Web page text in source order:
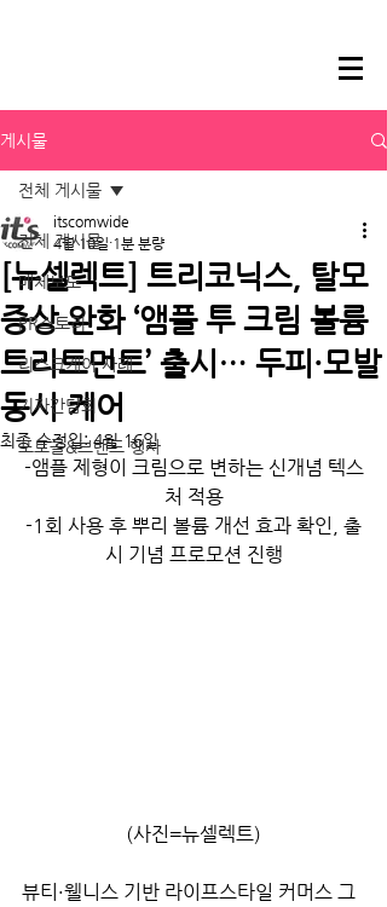
게시물
전체 게시물
매체보도
PR스토리
리스크케어 사례
기자간담회
포토콜&브랜드 행사
전체 게시물
[뉴셀렉트] 트리코닉스, 탈모
증상 완화 ‘앰플 투 크림 볼륨
트리트먼트’ 출시… 두피·모발
동시 케어
itscomwide
4월 10일 1분 분량
최종 수정일:4월 16일
-앰플 제형이 크림으로 변하는 신개념 텍스
처 적용
-1회 사용 후 뿌리 볼륨 개선 효과 확인, 출
시 기념 프로모션 진행
(사진=뉴셀렉트)
뷰티·웰니스 기반 라이프스타일 커머스 그